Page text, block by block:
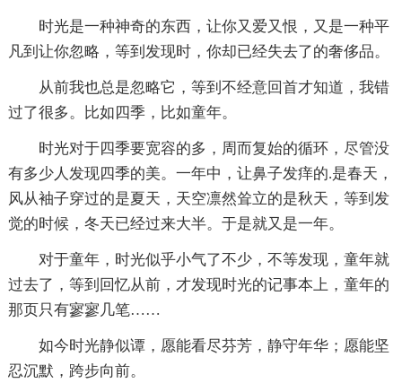
时光是一种神奇的东西，让你又爱又恨，又是一种平
凡到让你忽略，等到发现时，你却已经失去了的奢侈品。
从前我也总是忽略它，等到不经意回首才知道，我错
过了很多。比如四季，比如童年。
时光对于四季要宽容的多，周而复始的循环，尽管没
有多少人发现四季的美。一年中，让鼻子发痒的.是春天，
风从袖子穿过的是夏天，天空凛然耸立的是秋天，等到发
觉的时候，冬天已经过来大半。于是就又是一年。
对于童年，时光似乎小气了不少，不等发现，童年就
过去了，等到回忆从前，才发现时光的记事本上，童年的
那页只有寥寥几笔……
如今时光静似谭，愿能看尽芬芳，静守年华；愿能坚
忍沉默，跨步向前。